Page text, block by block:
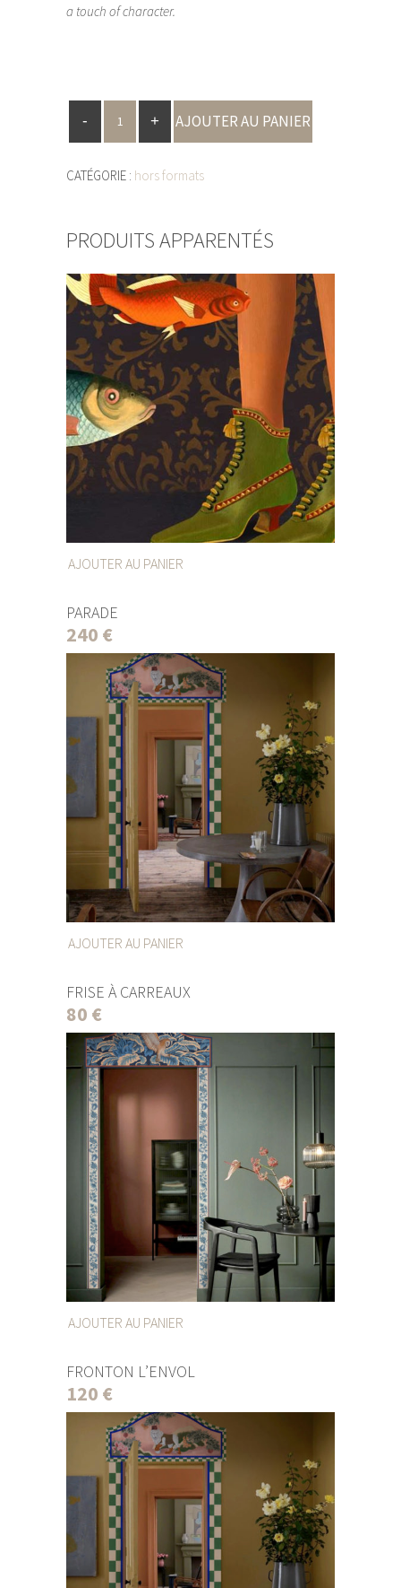
a touch of character.
AJOUTER AU PANIER
CATÉGORIE : hors formats
PRODUITS APPARENTÉS
AJOUTER AU PANIER
PARADE
240 €
AJOUTER AU PANIER
FRISE À CARREAUX
80 €
AJOUTER AU PANIER
FRONTON L’ENVOL
120 €